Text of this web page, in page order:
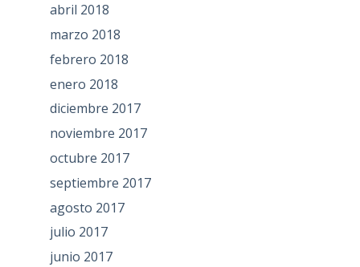
abril 2018
marzo 2018
febrero 2018
enero 2018
diciembre 2017
noviembre 2017
octubre 2017
septiembre 2017
agosto 2017
julio 2017
junio 2017